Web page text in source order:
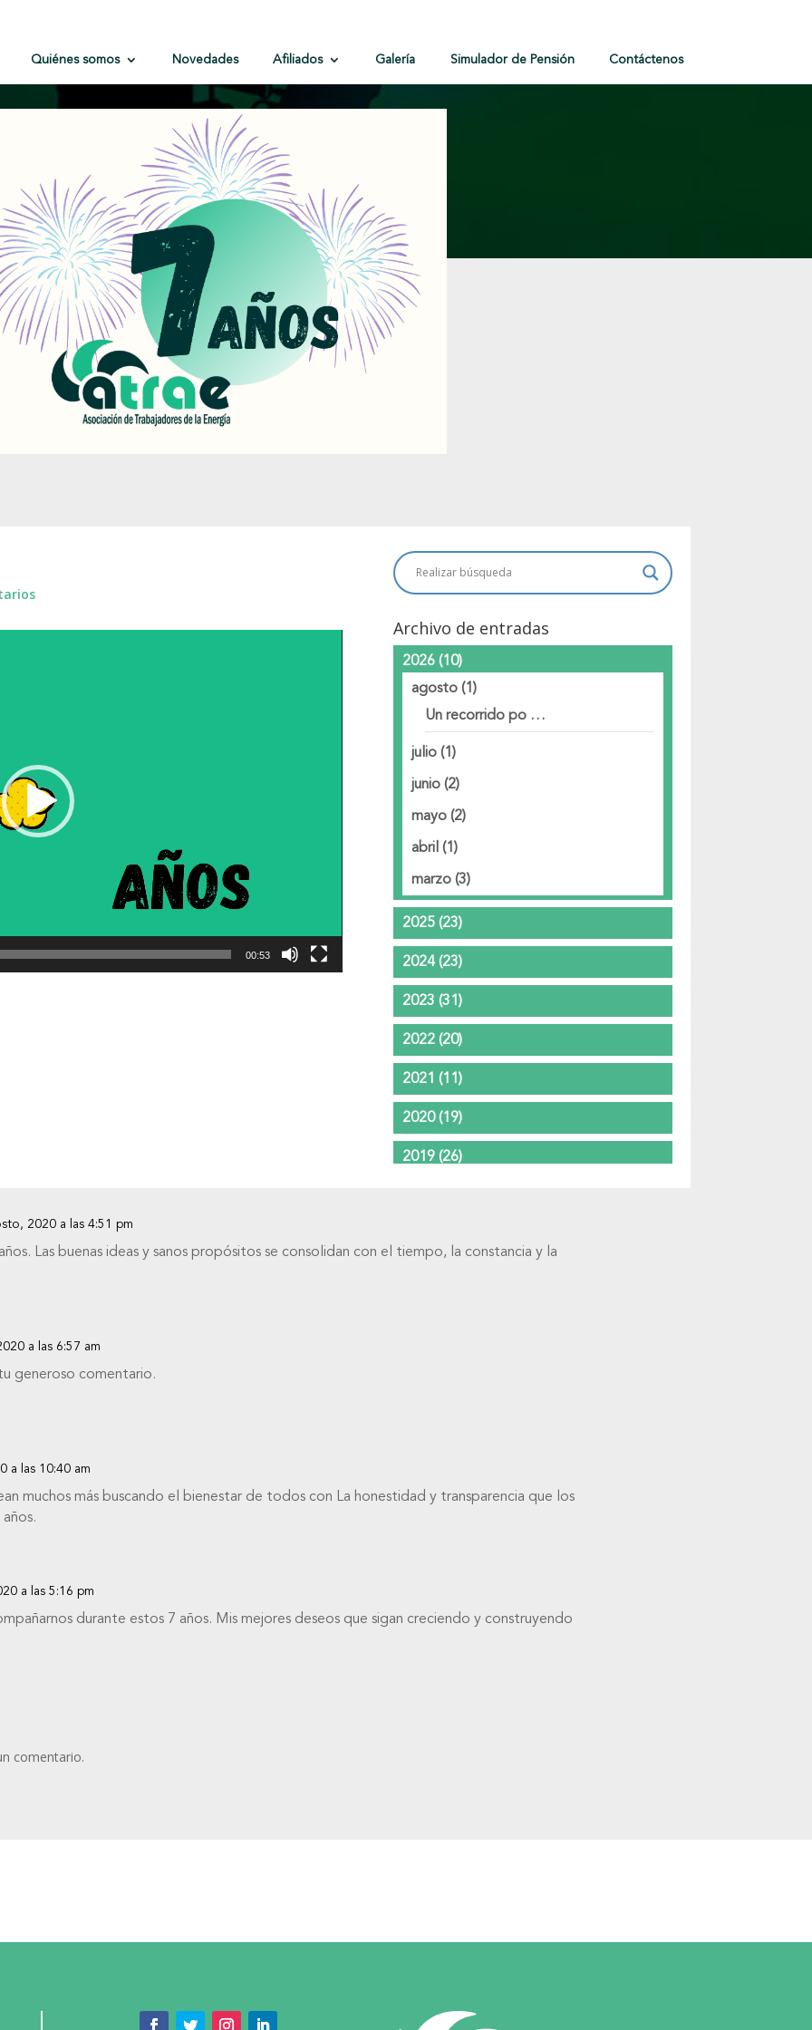
Quiénes somos Novedades Afiliados Galería Simulador de Pensión Contáctenos
00:53
Archivo de entradas
2026(10)
agosto(1)
Un recorrido po …
julio(1)
junio(2)
mayo(2)
abril(1)
marzo(3)
2025(23)
2024(23)
2023(31)
2022(20)
2021(11)
2020(19)
2019(26)
2020 a las 4:51 pm
Las buenas ideas y sanos propósitos se consolidan con el tiempo, la constancia y la
a las 6:57 am
generoso comentario.
a las 10:40 am
muchos más buscando el bienestar de todos con La honestidad y transparencia que los
a las 5:16 pm
durante estos 7 años. Mis mejores deseos que sigan creciendo y construyendo
comentario.